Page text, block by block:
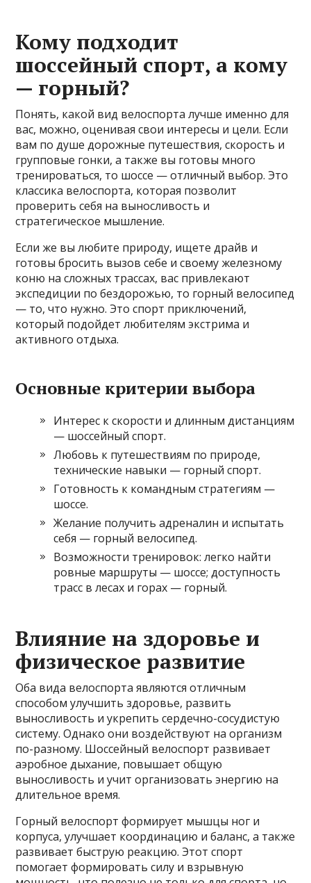
Кому подходит
шоссейный спорт, а кому
— горный?
Понять, какой вид велоспорта лучше именно для
вас, можно, оценивая свои интересы и цели. Если
вам по душе дорожные путешествия, скорость и
групповые гонки, а также вы готовы много
тренироваться, то шоссе — отличный выбор. Это
классика велоспорта, которая позволит
проверить себя на выносливость и
стратегическое мышление.
Если же вы любите природу, ищете драйв и
готовы бросить вызов себе и своему железному
коню на сложных трассах, вас привлекают
экспедиции по бездорожью, то горный велосипед
— то, что нужно. Это спорт приключений,
который подойдет любителям экстрима и
активного отдыха.
Основные критерии выбора
Интерес к скорости и длинным дистанциям
— шоссейный спорт.
Любовь к путешествиям по природе,
технические навыки — горный спорт.
Готовность к командным стратегиям —
шоссе.
Желание получить адреналин и испытать
себя — горный велосипед.
Возможности тренировок: легко найти
ровные маршруты — шоссе; доступность
трасс в лесах и горах — горный.
Влияние на здоровье и
физическое развитие
Оба вида велоспорта являются отличным
способом улучшить здоровье, развить
выносливость и укрепить сердечно-сосудистую
систему. Однако они воздействуют на организм
по-разному. Шоссейный велоспорт развивает
аэробное дыхание, повышает общую
выносливость и учит организовать энергию на
длительное время.
Горный велоспорт формирует мышцы ног и
корпуса, улучшает координацию и баланс, а также
развивает быструю реакцию. Этот спорт
помогает формировать силу и взрывную